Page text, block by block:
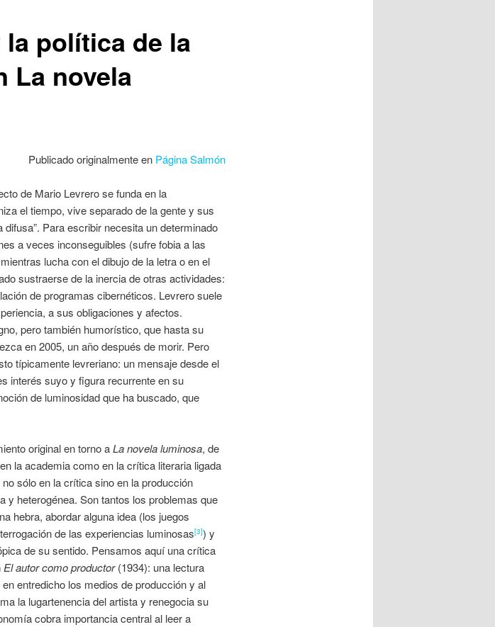
política de la
La novela
Publicado originalmente en Página Salmón
de Mario Levrero se funda en la
el tiempo, vive separado de la gente y sus
Para escribir necesita un determinado
a veces inconseguibles (sufre fobia a las
lucha con el dibujo de la letra o en el
sustraerse de la inercia de otras actividades:
de programas cibernéticos. Levrero suele
a sus obligaciones y afectos.
pero también humorístico, que hasta su
en 2005, un año después de morir. Pero
típicamente levreriano: un mensaje desde el
interés suyo y figura recurrente en su
de luminosidad que ha buscado, que
original en torno aLa novela luminosa, de
la academia como en la crítica literaria ligada
sólo en la crítica sino en la producción
y heterogénea. Son tantos los problemas que
hebra, abordar alguna idea (los juegos
de las experiencias luminosas[3]) y
de su sentido. Pensamos aquí una crítica
El autor como productor(1934): una lectura
entredicho los medios de producción y al
la lugartenencia del artista y renegocia su
cobra importancia central al leer a